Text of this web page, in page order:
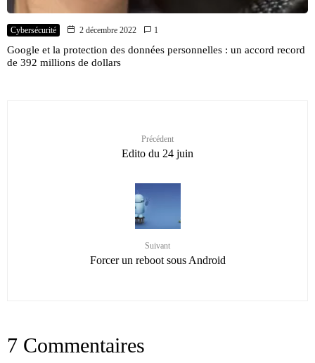
Cybersécurité 2 décembre 2022 1
Google et la protection des données personnelles : un accord record
de 392 millions de dollars
Précédent
Edito du 24 juin
Suivant
Forcer un reboot sous Android
7 Commentaires